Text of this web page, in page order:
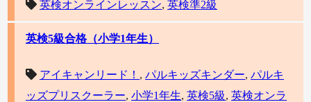
英検オンラインレッスン, 英検準2級
英検5級合格（小学1年生）
アイキャンリード！ , パルキッズキンダー, パルキ
ッズプリスクーラー, 小学1年生, 英検5級, 英検オンラ